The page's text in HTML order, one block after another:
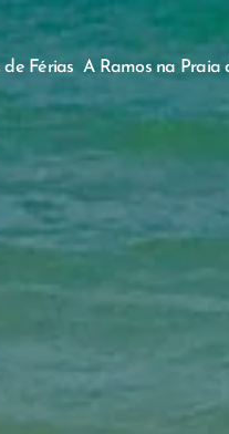
Férias A Ramos na Praia